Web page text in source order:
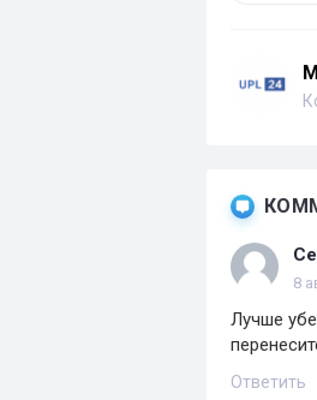
8
Лучше
Ответить